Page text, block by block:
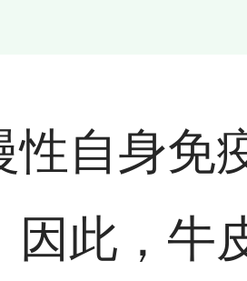
性自身免
因此，牛